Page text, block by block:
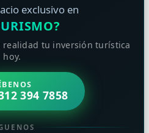
exclusivo en
realidad tu inversión turística
hoy.
394 7858